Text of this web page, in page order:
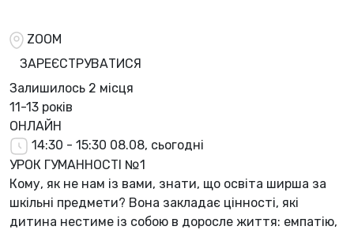
ZOOM
ЗАРЕЄСТРУВАТИСЯ
Залишилось 2 місця
11-13 років
ОНЛАЙН
14:30 - 15:30 08.08, сьогодні
УРОК ГУМАННОСТІ №1
Кому, як не нам із вами, знати, що освіта ширша за
шкільні предмети? Вона закладає цінності, які
дитина нестиме із собою в доросле життя: емпатію,